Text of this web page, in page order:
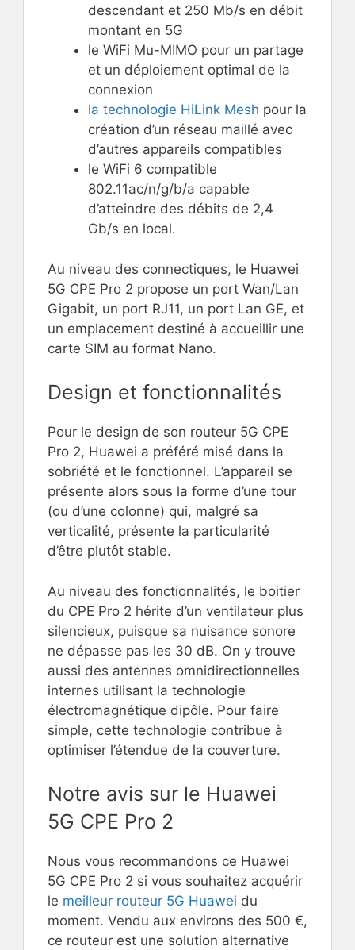
descendant et 250 Mb/s en débit
montant en 5G
le WiFi Mu-MIMO pour un partage
et un déploiement optimal de la
connexion
la technologie HiLink Mesh pour la
création d’un réseau maillé avec
d’autres appareils compatibles
le WiFi 6 compatible
802.11ac/n/g/b/a capable
d’atteindre des débits de 2,4
Gb/s en local.
Au niveau des connectiques, le Huawei
5G CPE Pro 2 propose un port Wan/Lan
Gigabit, un port RJ11, un port Lan GE, et
un emplacement destiné à accueillir une
carte SIM au format Nano.
Design et fonctionnalités
Pour le design de son routeur 5G CPE
Pro 2, Huawei a préféré misé dans la
sobriété et le fonctionnel. L’appareil se
présente alors sous la forme d’une tour
(ou d’une colonne) qui, malgré sa
verticalité, présente la particularité
d’être plutôt stable.
Au niveau des fonctionnalités, le boitier
du CPE Pro 2 hérite d’un ventilateur plus
silencieux, puisque sa nuisance sonore
ne dépasse pas les 30 dB. On y trouve
aussi des antennes omnidirectionnelles
internes utilisant la technologie
électromagnétique dipôle. Pour faire
simple, cette technologie contribue à
optimiser l’étendue de la couverture.
Notre avis sur le Huawei
5G CPE Pro 2
Nous vous recommandons ce Huawei
5G CPE Pro 2 si vous souhaitez acquérir
le meilleur routeur 5G Huawei du
moment. Vendu aux environs des 500 €,
ce routeur est une solution alternative